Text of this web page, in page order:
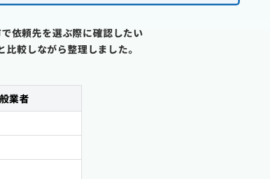
依頼先を選ぶ際に確認したい
較しながら整理しました。
業者